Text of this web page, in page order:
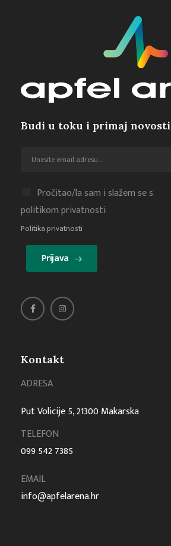
Kontakt
ADRESA
Put Volicije 5, 21300 Makarska
TELEFON
099 542 7385
EMAIL
info@apfelarena.hr
Budi u toku i primaj novosti
Pročitao/la sam i slažem se s
politikom privatnosti
Politika privatnosti
Prijava